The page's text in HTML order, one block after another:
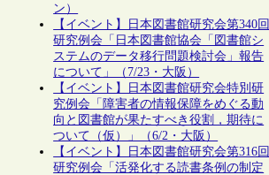
ン）
【イベント】日本図書館研究会第340回
研究例会「日本図書館協会「図書館シ
ステムのデータ移行問題検討会」報告
について」（7/23・大阪）
【イベント】日本図書館研究会特別研
究例会「障害者の情報保障をめぐる動
向と図書館が果たすべき役割，期待に
ついて（仮）」（6/2・大阪）
【イベント】日本図書館研究会第316回
研究例会「活発化する読書条例の制定